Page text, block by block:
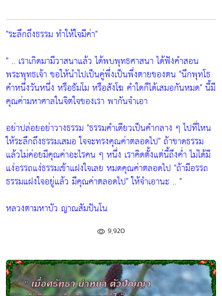
"ระลึกถึงธรรม ทำให้ใจมีค่า"
" .. เราเกิดมามีวาสนาแล้ว ได้พบพุทธศาสนา ได้ฟังคำสอน
พระพุทธเจ้า ขอให้นำไปเป็นคู่พึ่งเป็นพึ่งตายของตน "นึกพุทโธ
คำหนึ่งวันหนึ่ง หรือธัมโม หรือสังโฆ คำใดก็ได้เสมอกันหมด"นี้มี
คุณค่ามหาศาลในจิตใจของเรา พากันจำเอา
อย่าปล่อยอย่าวางธรรม "ธรรมคำเดียวเป็นคำกลาง ๆ ไปที่ไหน
ให้ระลึกถึงธรรมเสมอ ใจจะทรงคุณค่าตลอดไป"ถ้าขาดธรรม
แล้วไม่ค่อยมีคุณค่าอะไรคน ๆ หนึ่ง เราคิดตั้งแต่นี้ถึงค่ำ ไม่ได้มี
แง่อรรถแง่ธรรมเข้าแฝงใจเลย หมดคุณค่าตลอดไป "ถ้ามีอรรถ
ธรรมแฝงใจอยู่แล้ว มีคุณค่าตลอดไป"ให้จำเอานะ .. "
หลวงตามหาบัว ญาณสัมปันโน
9,920